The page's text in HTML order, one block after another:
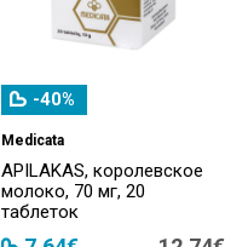
-40%
Medicata
APILAKAS, королевское
молоко, 70 мг, 20
таблеток